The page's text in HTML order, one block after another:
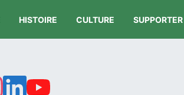
HISTOIRE CULTURE SUPPORTER